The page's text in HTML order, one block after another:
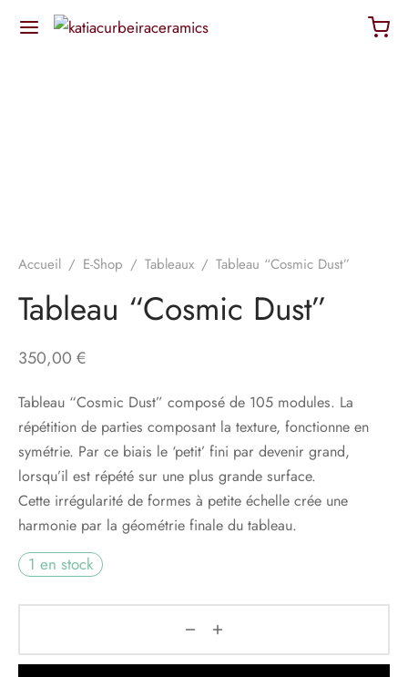
Accueil / E-Shop / Tableaux / Tableau “Cosmic Dust”
Tableau “Cosmic Dust”
350,00 €
Tableau “Cosmic Dust” composé de 105 modules. La
répétition de parties composant la texture, fonctionne en
symétrie. Par ce biais le ‘petit’ fini par devenir grand,
lorsqu’il est répété sur une plus grande surface.
Cette irrégularité de formes à petite échelle crée une
harmonie par la géométrie finale du tableau.
1 en stock